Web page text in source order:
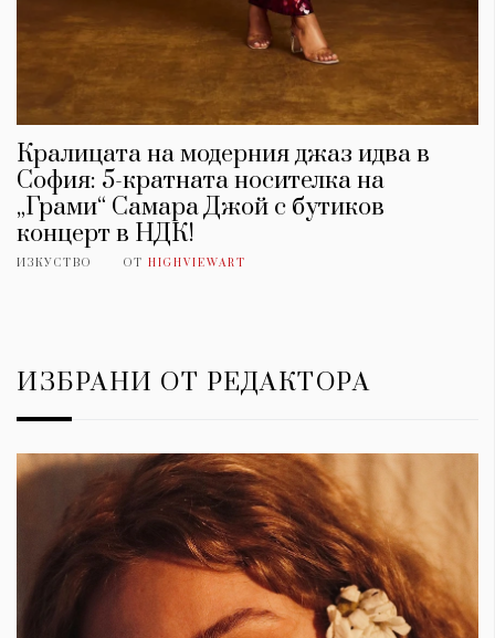
Кралицата на модерния джаз идва в
София: 5-кратната носителка на
„Грами“ Самара Джой с бутиков
концерт в НДК!
ИЗКУСТВО ОТ HIGHVIEWART
ИЗБРАНИ ОТ РЕДАКТОРА